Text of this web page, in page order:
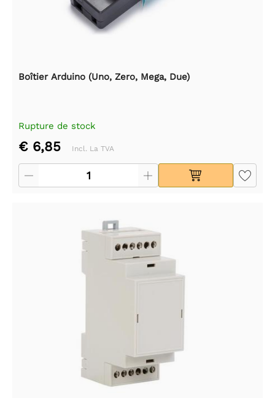
Boîtier Arduino (Uno, Zero, Mega, Due)
Rupture de stock
€ 6,85 Incl. La TVA